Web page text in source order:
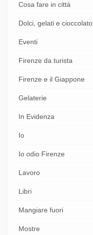
Cosa fare in città
Dolci, gelati e cioccolato
Eventi
Firenze da turista
Firenze e il Giappone
Gelaterie
In Evidenza
Io
Io odio Firenze
Lavoro
Libri
Mangiare fuori
Mostre